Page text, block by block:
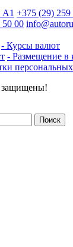
А1 +375 (29) 259
50 00
- Курсы валют
- Размещение в
защищены!